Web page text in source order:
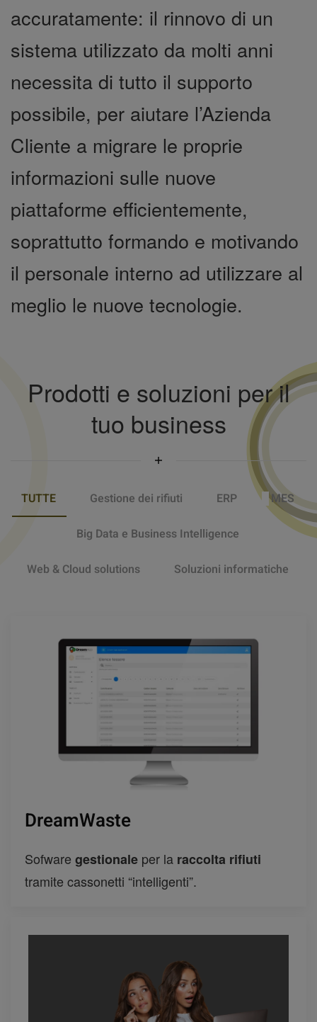
accuratamente: il rinnovo di un
sistema utilizzato da molti anni
necessita di tutto il supporto
possibile, per aiutare l’Azienda
Cliente a migrare le proprie
informazioni sulle nuove
piattaforme efficientemente,
soprattutto formando e motivando
il personale interno ad utilizzare al
meglio le nuove tecnologie.
Prodotti e soluzioni per il
tuo business
0 TUTTE 0 Gestione dei rifiuti 1 ERP 2 MES
3 Big Data e Business Intelligence
4 Web & Cloud solutions 5 Soluzioni informatiche
DreamWaste
Sofware gestionale per la raccolta rifiuti
tramite cassonetti “intelligenti”.